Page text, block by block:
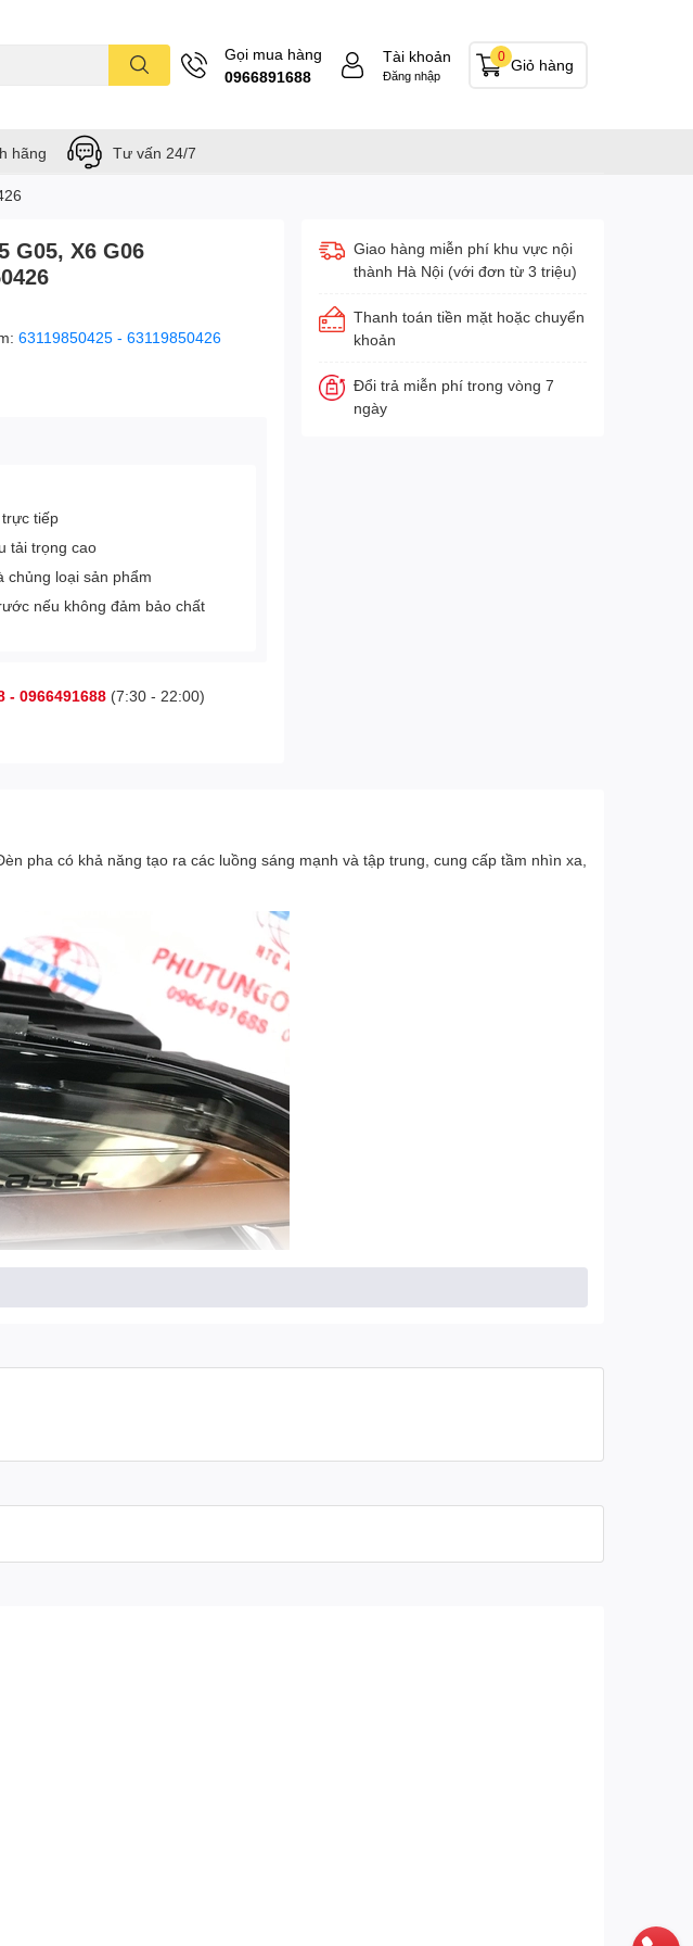
Gọi mua hàng
0966891688
Tài khoản
Đăng nhập
Giỏ hàng
0
hãng Tư vấn 24/7
G05, X6 G06
63119850425 - 63119850426
tiếp
tải trọng cao
chủng loại sản phẩm
nếu không đảm bảo chất
- 0966491688 (7:30 - 22:00)
Giao hàng miễn phí khu vực nội
thành Hà Nội (với đơn từ 3 triệu)
Thanh toán tiền mặt hoặc chuyển
khoản
Đổi trả miễn phí trong vòng 7
ngày
pha có khả năng tạo ra các luồng sáng mạnh và tập trung, cung cấp tầm nhìn xa,